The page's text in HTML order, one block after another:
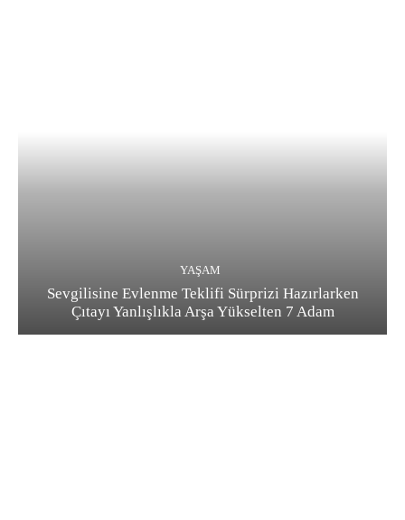
YAŞAM
Sevgilisine Evlenme Teklifi Sürprizi Hazırlarken
Çıtayı Yanlışlıkla Arşa Yükselten 7 Adam